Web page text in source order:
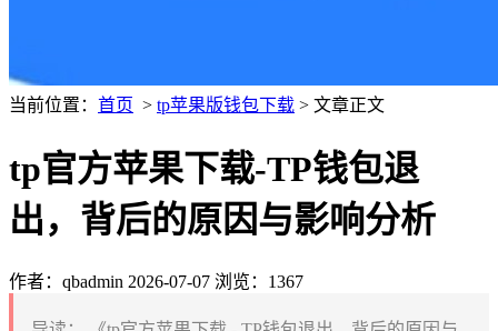
当前位置： 首页 > tp苹果版钱包下载 > 文章正文
tp官方苹果下载-TP钱包退
出，背后的原因与影响分析
作者：qbadmin 2026-07-07 浏览：1367